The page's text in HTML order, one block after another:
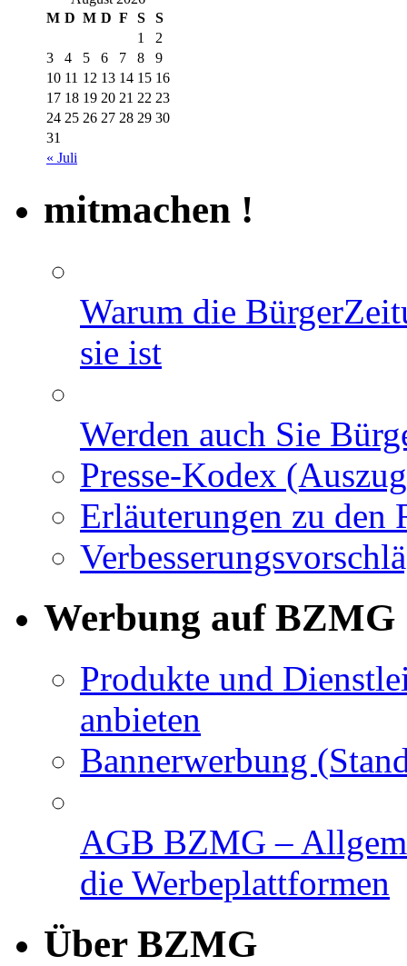
M D M D F S S
« Juli
1
2
3
4 5 6 7 8
9
10 11 12 13 14 15 16
17 18 19 20 21 22 23
24 25 26 27 28 29 30
31
mitmachen !
Warum die
sie ist
Werden auch Sie
Presse-Kodex
Erläuterungen zu den
Werbung auf BZMG
Produkte und
anbieten
Bannerwerbung
AGB BZMG –
die Werbeplattformen
Über BZMG